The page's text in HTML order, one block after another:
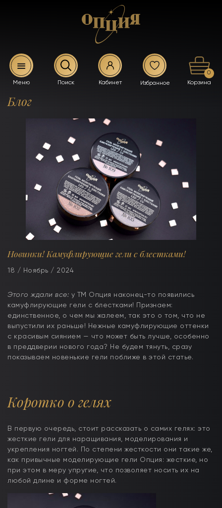
0
Блог
Новинки! Камуфлирующие гели с блестками!
18 / Ноябрь / 2024
Этого ждали все: у ТМ Опция наконец-то появились
камуфлирующие гели с блестками! Признаем:
единственное, о чем мы жалеем, так это о том, что не
выпустили их раньше! Нежные камуфлирующие оттенки
с красивым сиянием — что может быть лучше, особенно
в преддверии нового года? Не будем тянуть, сразу
показываем новенькие гели поближе в этой статье.
Коротко о гелях
В первую очередь, стоит рассказать о самих гелях: это
жесткие гели для наращивания, моделирования и
укрепления ногтей. По степени жесткости они такие же,
как привычные моделирующие гели Опция: жесткие, но
при этом в меру упругие, что позволяет носить их на
любой длине и форме ногтей.